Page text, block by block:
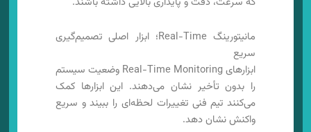
مانیتورینگ Real-Time؛ ابزار اصلی تصمیم‌گیری
سریع
ابزارهای Real-Time Monitoring وضعیت سیستم
را بدون تأخیر نشان می‌دهند. این ابزارها کمک
می‌کنند تیم فنی تغییرات لحظه‌ای را ببیند و سریع
واکنش نشان دهد.